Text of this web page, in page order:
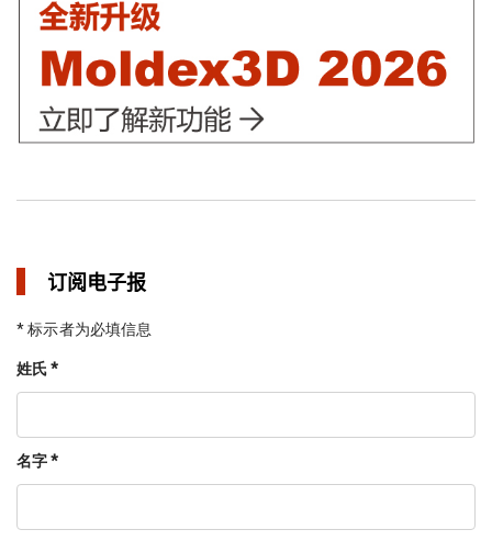
订阅电子报
* 标示者为必填信息
姓氏 *
名字 *